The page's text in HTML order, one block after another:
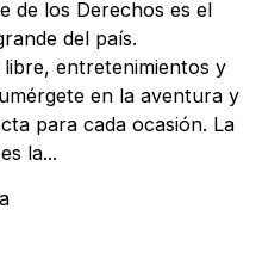
filtro
de los Derechos es el
del país.
entretenimientos y
en la aventura y
para cada ocasión. La
la...